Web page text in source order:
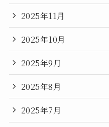
2025年11月
2025年10月
2025年9月
2025年8月
2025年7月